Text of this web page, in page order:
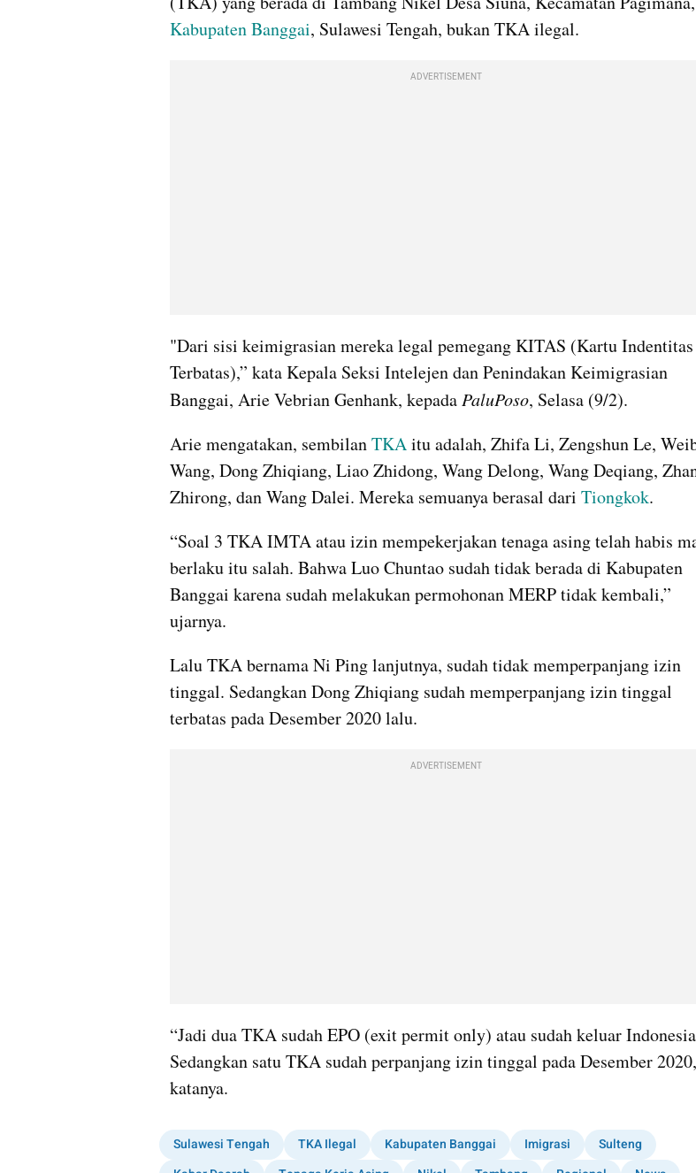
Kabupaten Banggai, Sulawesi Tengah, bukan TKA ilegal.
ADVERTISEMENT
"Dari sisi keimigrasian mereka legal pemegang KITAS (Kartu Indentitas
Terbatas),” kata Kepala Seksi Intelejen dan Penindakan Keimigrasian
Banggai, Arie Vebrian Genhank, kepada PaluPoso, Selasa (9/2).
Arie mengatakan, sembilan TKA itu adalah, Zhifa Li, Zengshun Le,
Wang, Dong Zhiqiang, Liao Zhidong, Wang Delong, Wang Deqiang,
Zhirong, dan Wang Dalei. Mereka semuanya berasal dari Tiongkok.
“Soal 3 TKA IMTA atau izin mempekerjakan tenaga asing telah habis
berlaku itu salah. Bahwa Luo Chuntao sudah tidak berada di Kabupaten
Banggai karena sudah melakukan permohonan MERP tidak kembali,”
ujarnya.
Lalu TKA bernama Ni Ping lanjutnya, sudah tidak memperpanjang izin
tinggal. Sedangkan Dong Zhiqiang sudah memperpanjang izin tinggal
terbatas pada Desember 2020 lalu.
ADVERTISEMENT
“Jadi dua TKA sudah EPO (exit permit only) atau sudah keluar
Sedangkan satu TKA sudah perpanjang izin tinggal pada Desember
katanya.
Sulawesi Tengah TKA Ilegal Kabupaten Banggai Imigrasi
Sulteng